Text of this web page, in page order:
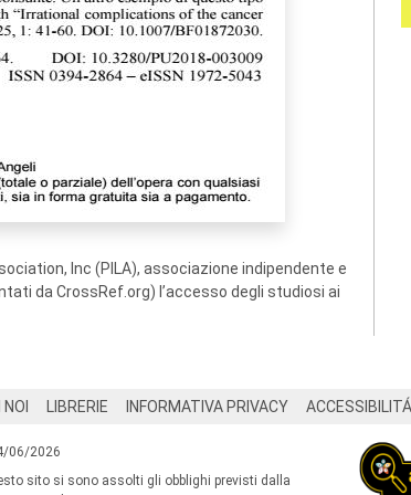
Inc (PILA), associazione indipendente e
da CrossRef.org) l’accesso degli studiosi ai
LIBRERIE INFORMATIVA PRIVACY ACCESSIBILITÁ
06/2026
sito si sono assolti gli obblighi previsti dalla